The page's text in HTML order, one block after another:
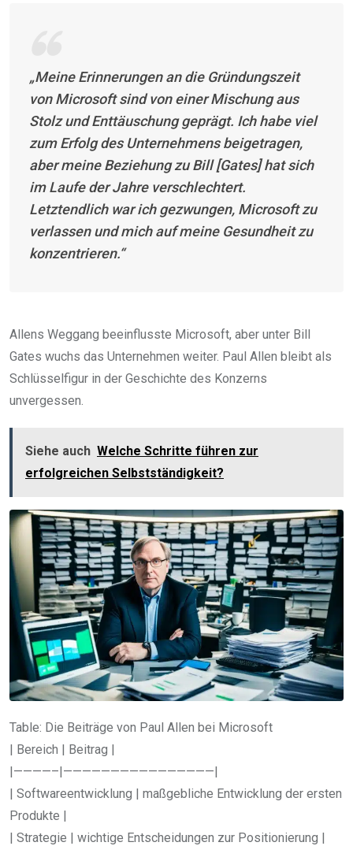
„Meine Erinnerungen an die Gründungszeit
von Microsoft sind von einer Mischung aus
Stolz und Enttäuschung geprägt. Ich habe viel
zum Erfolg des Unternehmens beigetragen,
aber meine Beziehung zu Bill [Gates] hat sich
im Laufe der Jahre verschlechtert.
Letztendlich war ich gezwungen, Microsoft zu
verlassen und mich auf meine Gesundheit zu
konzentrieren.“
Allens Weggang beeinflusste Microsoft, aber unter Bill
Gates wuchs das Unternehmen weiter. Paul Allen bleibt als
Schlüsselfigur in der Geschichte des Konzerns
unvergessen.
Siehe auch Welche Schritte führen zur
erfolgreichen Selbstständigkeit?
Table: Die Beiträge von Paul Allen bei Microsoft
| Bereich | Beitrag |
|————–|————————————————|
| Softwareentwicklung | maßgebliche Entwicklung der ersten
Produkte |
| Strategie | wichtige Entscheidungen zur Positionierung |